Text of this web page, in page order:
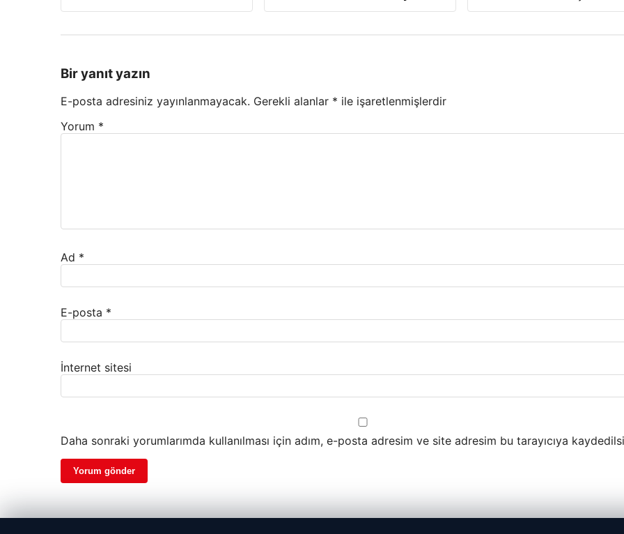
Bir yanıt yazın
E-posta adresiniz yayınlanmayacak. Gerekli alanlar * ile işaretlenmişlerdir
Yorum *
Ad *
E-posta *
İnternet sitesi
Daha sonraki yorumlarımda kullanılması için adım, e-posta adresim ve site adresim bu tarayıcıya